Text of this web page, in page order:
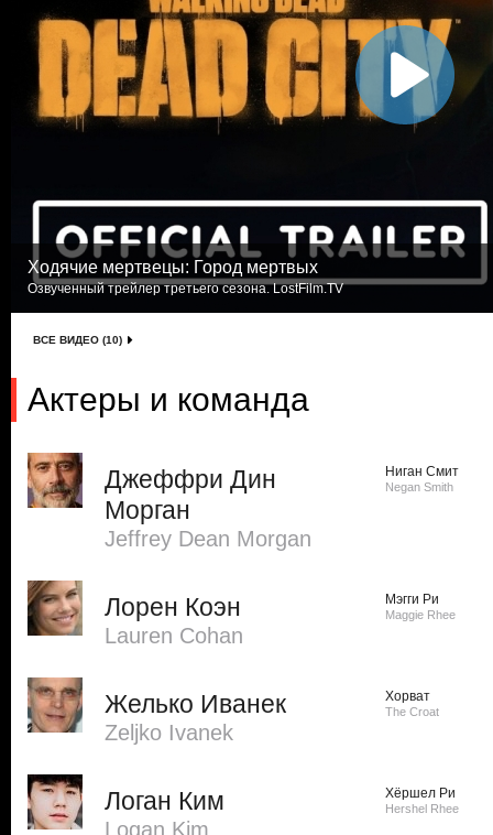
Ходячие мертвецы: Город мертвых
Озвученный трейлер третьего сезона. LostFilm.TV
ВСЕ ВИДЕО (10)
Актеры и команда
Джеффри Дин
Морган
Jeffrey Dean Morgan
Ниган Смит
Negan Smith
Лорен Коэн
Lauren Cohan
Мэгги Ри
Maggie Rhee
Желько Иванек
Zeljko Ivanek
Хорват
The Croat
Логан Ким
Logan Kim
Хёршел Ри
Hershel Rhee